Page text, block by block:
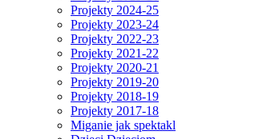
Projekty 2024-25
Projekty 2023-24
Projekty 2022-23
Projekty 2021-22
Projekty 2020-21
Projekty 2019-20
Projekty 2018-19
Projekty 2017-18
Miganie jak spektakl